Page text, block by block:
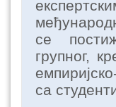
се
групног,
са